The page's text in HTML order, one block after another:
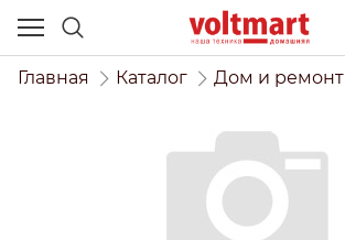
Главная Каталог Дом и ремонт